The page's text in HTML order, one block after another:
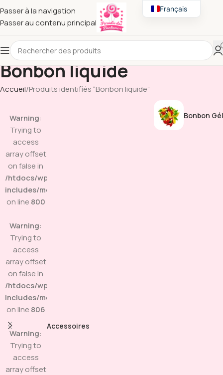
Passer à la navigation
Passer au contenu principal
Bonbon liquide
Accueil Produits identifiés “Bonbon liquide”
Warning:
Trying to
access
array offset
on false in
/htdocs/wp-
includes/media.php
on line 800
Warning:
Trying to
access
array offset
on false in
/htdocs/wp-
includes/media.php
on line 806
Warning:
Trying to
access
array offset
Accessoires
Bonbon
Français